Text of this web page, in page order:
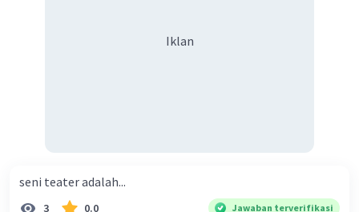
Iklan
seni teater adalah...
3 0.0 Jawaban terverifikasi